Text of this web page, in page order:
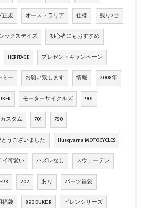
正規 オーストラリア 仕様 残り2台
ックスデイズ 初心者にもおすすめ
HERITAGE プレゼントキャンペーン
ミー お願い致します 情報 2008年
モーターサイクルズ 901
スタム 701 750
うございました Husqvarna MOTOCYCLES
イ可愛い ハズレなし スウェーデン
R3 202 あり パーツ福袋
福袋 890 DUKE R ピレンシリーズ